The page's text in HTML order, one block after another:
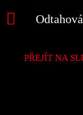
PŘEJÍT NA